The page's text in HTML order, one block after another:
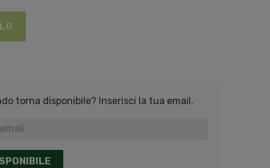
torna disponibile? Inserisci la tua email.